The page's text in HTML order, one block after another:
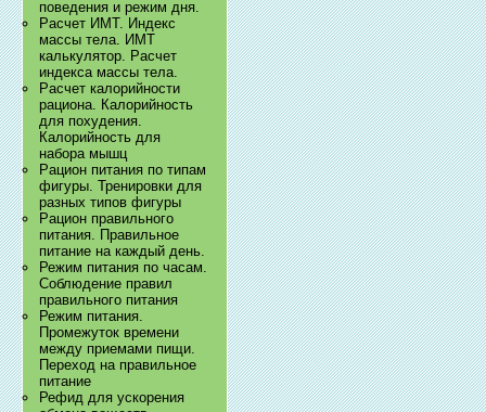
поведения и режим дня.
Расчет ИМТ. Индекс
массы тела. ИМТ
калькулятор. Расчет
индекса массы тела.
Расчет калорийности
рациона. Калорийность
для похудения.
Калорийность для
набора мышц
Рацион питания по типам
фигуры. Тренировки для
разных типов фигуры
Рацион правильного
питания. Правильное
питание на каждый день.
Режим питания по часам.
Соблюдение правил
правильного питания
Режим питания.
Промежуток времени
между приемами пищи.
Переход на правильное
питание
Рефид для ускорения